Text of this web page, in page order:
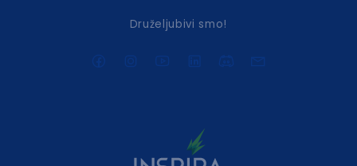
Druželjubivi smo!